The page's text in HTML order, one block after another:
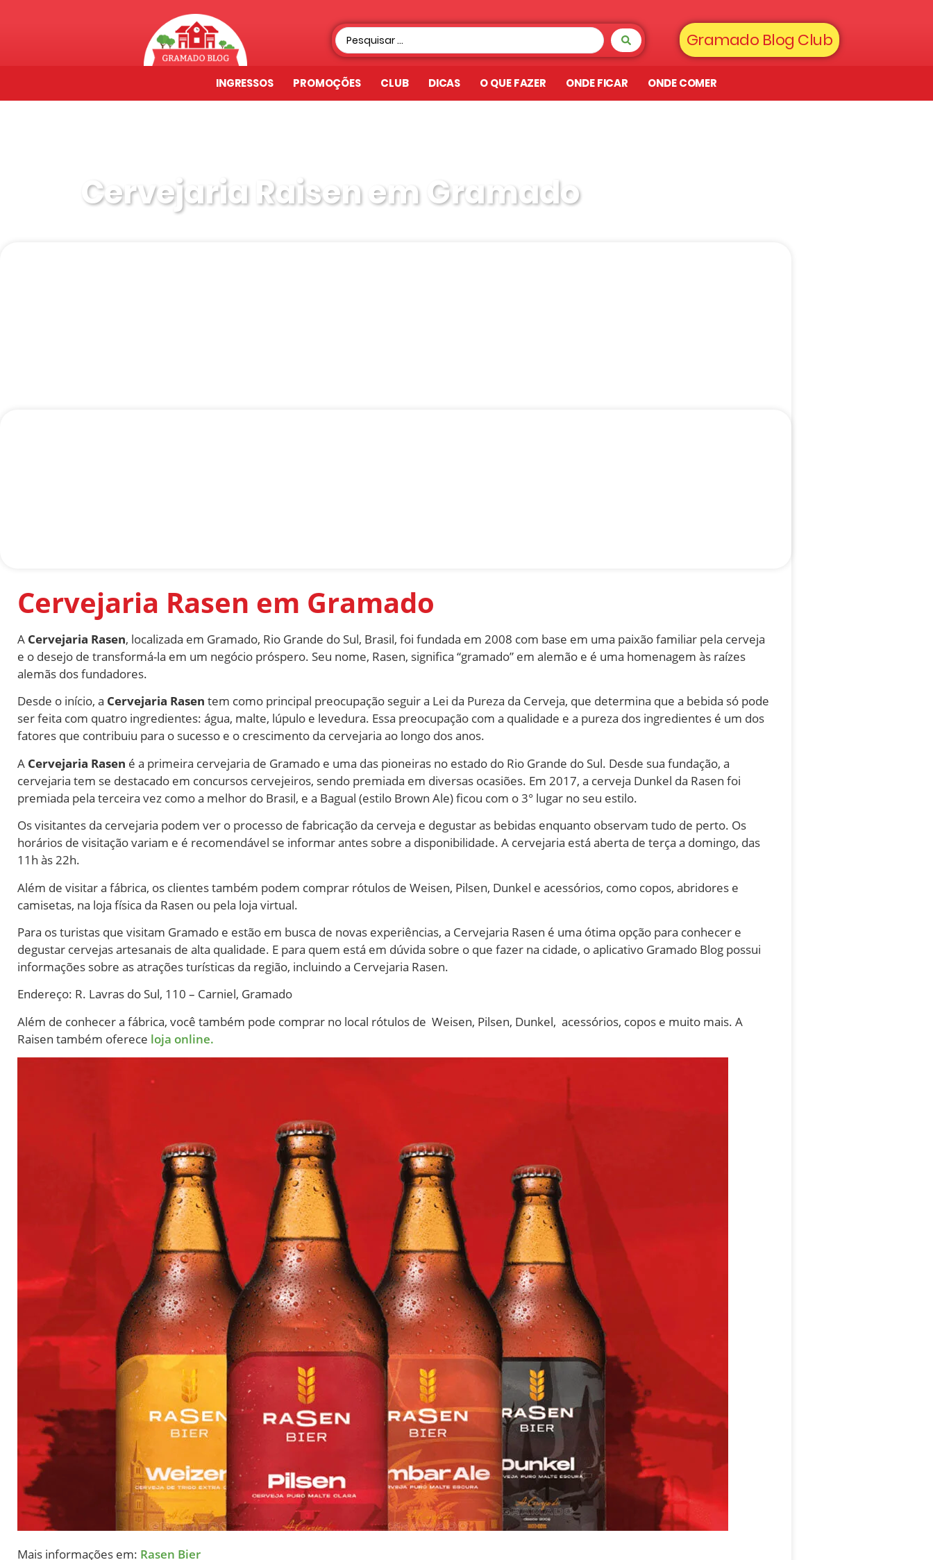
Gramado Blog Club
INGRESSOS PROMOÇÕES CLUB DICAS O QUE FAZER ONDE FICAR ONDE COMER
Cervejaria Raisen em Gramado
Cervejaria Rasen em Gramado
A Cervejaria Rasen, localizada em Gramado, Rio Grande do Sul, Brasil, foi fundada em 2008 com base em uma paixão familiar pela cerveja
e o desejo de transformá-la em um negócio próspero. Seu nome, Rasen, significa “gramado” em alemão e é uma homenagem às raízes
alemãs dos fundadores.
Desde o início, a Cervejaria Rasen tem como principal preocupação seguir a Lei da Pureza da Cerveja, que determina que a bebida só pode
ser feita com quatro ingredientes: água, malte, lúpulo e levedura. Essa preocupação com a qualidade e a pureza dos ingredientes é um dos
fatores que contribuiu para o sucesso e o crescimento da cervejaria ao longo dos anos.
A Cervejaria Rasen é a primeira cervejaria de Gramado e uma das pioneiras no estado do Rio Grande do Sul. Desde sua fundação, a
cervejaria tem se destacado em concursos cervejeiros, sendo premiada em diversas ocasiões. Em 2017, a cerveja Dunkel da Rasen foi
premiada pela terceira vez como a melhor do Brasil, e a Bagual (estilo Brown Ale) ficou com o 3° lugar no seu estilo.
Os visitantes da cervejaria podem ver o processo de fabricação da cerveja e degustar as bebidas enquanto observam tudo de perto. Os
horários de visitação variam e é recomendável se informar antes sobre a disponibilidade. A cervejaria está aberta de terça a domingo, das
11h às 22h.
Além de visitar a fábrica, os clientes também podem comprar rótulos de Weisen, Pilsen, Dunkel e acessórios, como copos, abridores e
camisetas, na loja física da Rasen ou pela loja virtual.
Para os turistas que visitam Gramado e estão em busca de novas experiências, a Cervejaria Rasen é uma ótima opção para conhecer e
degustar cervejas artesanais de alta qualidade. E para quem está em dúvida sobre o que fazer na cidade, o aplicativo Gramado Blog possui
informações sobre as atrações turísticas da região, incluindo a Cervejaria Rasen.
Endereço: R. Lavras do Sul, 110 – Carniel, Gramado
Além de conhecer a fábrica, você também pode comprar no local rótulos de Weisen, Pilsen, Dunkel, acessórios, copos e muito mais. A
Raisen também oferece loja online.
Mais informações em: Rasen Bier